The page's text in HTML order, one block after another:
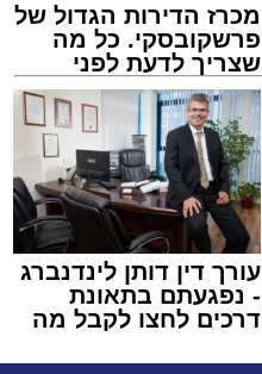
מכרז הדירות הגדול של
פרשקובסקי. כל מה
שצריך לדעת לפני
שמגישים הצעה לדירה
באשדוד
עורך דין דותן לינדנברג
- נפגעתם בתאונת
דרכים לחצו לקבל מה